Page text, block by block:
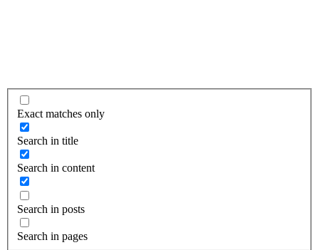
Exact matches only
Search in title
Search in content
Search in posts
Search in pages